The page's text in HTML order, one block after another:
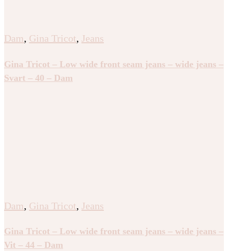
Dam, Gina Tricot, Jeans
Gina Tricot – Low wide front seam jeans – wide jeans –
Svart – 40 – Dam
Dam, Gina Tricot, Jeans
Gina Tricot – Low wide front seam jeans – wide jeans –
Vit – 44 – Dam